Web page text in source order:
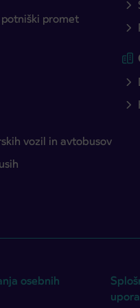
promet
vozil in avtobusov
osebnih